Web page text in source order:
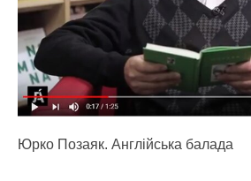
Юрко Позаяк. Англійська балада